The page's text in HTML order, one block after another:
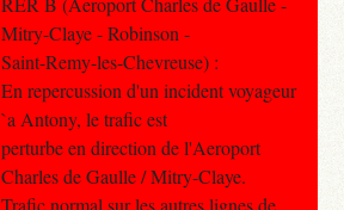
Mitry-Claye - Robinson -
Saint-Remy-les-Chevreuse) :
En repercussion d'un incident voyageur
`a Antony, le trafic est
perturbe en direction de l'Aeroport
Charles de Gaulle / Mitry-Claye.
Trafic normal sur les autres lignes de